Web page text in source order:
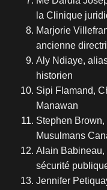
la Clinique
Marjorie
ancienne
Aly Ndiaye,
historien
Sipi Flamand,
Manawan
Stephen
Musulmans
Alain Babineau,
sécurité
Jennifer